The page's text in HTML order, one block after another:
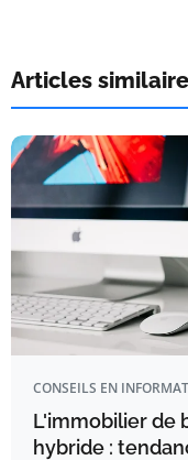
Articles
CONSEILS EN
L'immobilier de
hybride :